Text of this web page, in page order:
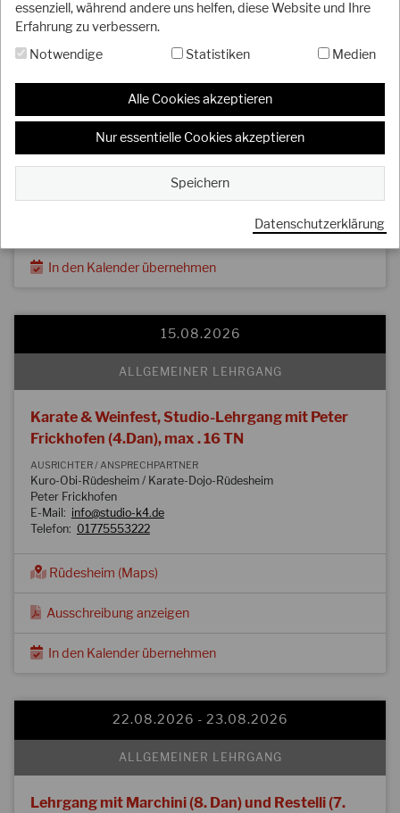
essenziell, während andere uns helfen, diese Website und Ihre
Erfahrung zu verbessern.
Notwendige
Statistiken Medien
Alle Cookies akzeptieren
Nur essentielle Cookies akzeptieren
Speichern
Datenschutzerklärung
LEHRGANG MIT DJKB-TRAINER
Insel-Lehrgang mit Pascal Senn (5. Dan)
Wyker Turnerbund e.V., Sparte Karate
0173 34 82 407
In den Kalender übernehmen
15.08.2026
ALLGEMEINER LEHRGANG
Karate & Weinfest, Studio-Lehrgang mit Peter
Frickhofen (4.Dan), max . 16 TN
AUSRICHTER / ANSPRECHPARTNER
Kuro-Obi-Rüdesheim / Karate-Dojo-Rüdesheim
Peter Frickhofen
E-Mail: info@studio-k4.de
Telefon: 01775553222
Rüdesheim (Maps)
Ausschreibung anzeigen
In den Kalender übernehmen
22.08.2026 - 23.08.2026
ALLGEMEINER LEHRGANG
Lehrgang mit Marchini (8. Dan) und Restelli (7.